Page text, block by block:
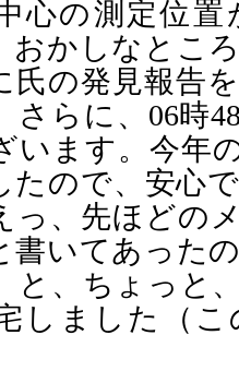
心の測定位
おかしなとこ
氏の発見報告
さらに、06時
います。今年
たので、安心
っ、先ほどの
書いてあった
と、ちょっと
しました（